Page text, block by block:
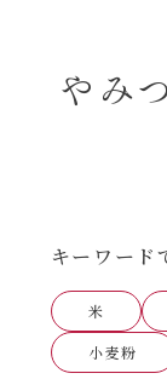
朝シャン
朝シャン
時短（調
お弁当
あえるハ
あえるハ
あえるハ
あえるハ
やみ
キーワード
米
小麦粉